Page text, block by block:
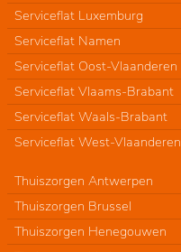
Serviceflat Luxemburg
Serviceflat Namen
Serviceflat Oost-Vlaanderen
Serviceflat Vlaams-Brabant
Serviceflat Waals-Brabant
Serviceflat West-Vlaanderen
Thuiszorgen Antwerpen
Thuiszorgen Brussel
Thuiszorgen Henegouwen